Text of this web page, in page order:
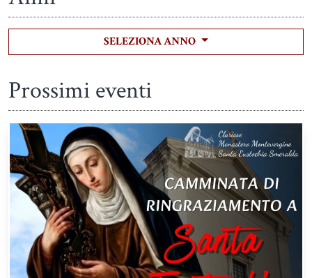
SELEZIONA ANNO
Prossimi eventi